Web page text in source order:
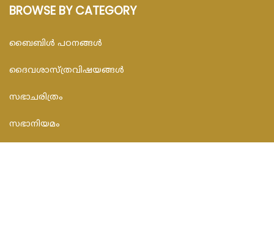
BROWSE BY CATEGORY
ബൈബിള്‍ പഠനങ്ങള്‍
ദൈവശാസ്ത്രവിഷയങ്ങള്‍
സഭാചരിത്രം
സഭാനിയമം